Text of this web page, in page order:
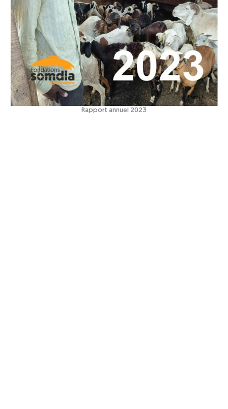
Rapport annuel 2023